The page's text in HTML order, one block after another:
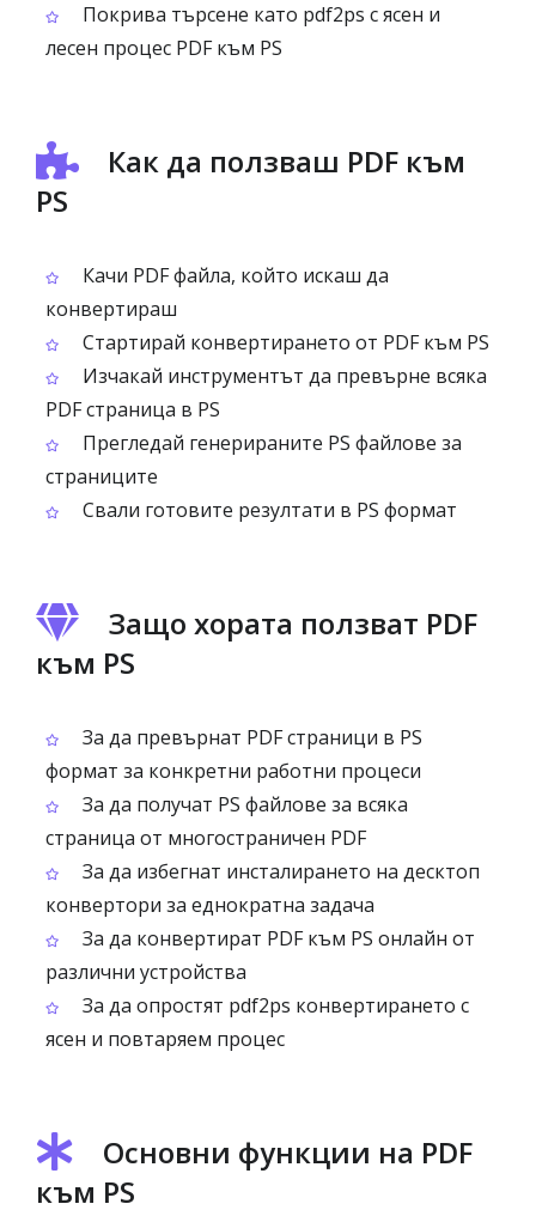
Покрива търсене като pdf2ps с ясен и
лесен процес PDF към PS
Как да ползваш PDF към
PS
Качи PDF файла, който искаш да
конвертираш
Стартирай конвертирането от PDF към PS
Изчакай инструментът да превърне всяка
PDF страница в PS
Прегледай генерираните PS файлове за
страниците
Свали готовите резултати в PS формат
Защо хората ползват PDF
към PS
За да превърнат PDF страници в PS
формат за конкретни работни процеси
За да получат PS файлове за всяка
страница от многостраничен PDF
За да избегнат инсталирането на десктоп
конвертори за еднократна задача
За да конвертират PDF към PS онлайн от
различни устройства
За да опростят pdf2ps конвертирането с
ясен и повтаряем процес
Основни функции на PDF
към PS